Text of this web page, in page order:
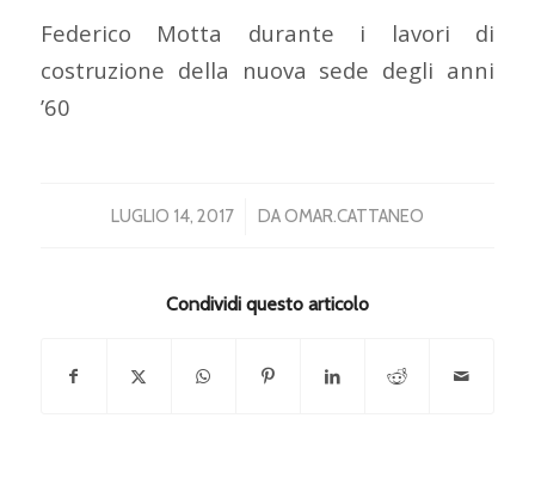
Federico Motta durante i lavori di
costruzione della nuova sede degli anni
’60
LUGLIO 14, 2017
/ DAOMAR.CATTANEO
Condividi questo articolo